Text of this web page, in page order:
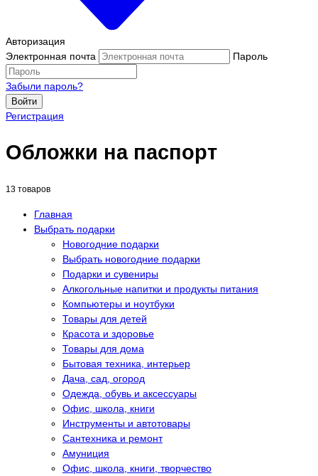
Авторизация
Электронная почта
Пароль
Забыли пароль?
Войти
Регистрация
Обложки на паспорт
13 товаров
Главная
Выбрать подарки
Новогодние подарки
Выбрать новогодние подарки
Подарки и сувениры
Алкогольные напитки и продукты питания
Компьютеры и ноутбуки
Товары для детей
Красота и здоровье
Товары для дома
Бытовая техника, интерьер
Дача, сад, огород
Одежда, обувь и аксессуары
Офис, школа, книги
Инструменты и автотовары
Сантехника и ремонт
Амуниция
Офис, школа, книги, творчество